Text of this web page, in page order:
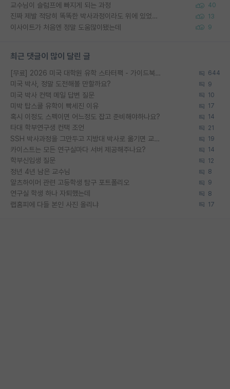
교수님이 슬럼프에 빠지게 되는 과정 40
진짜 제발 적당히 똑똑한 박사과정이라도 위에 있었으면.. 13
이사이트가 처음엔 정말 도움많이됐는데 9
최근 댓글이 많이 달린 글
[무료] 2026 미국 대학원 유학 스타터팩 - 가이드북 & 합격자 컨택메일 템플릿 644
미국 박사, 정말 도전해볼 만할까요? 9
미국 박사 컨택 메일 답변 질문 10
미박 탑스쿨 유학이 빡세진 이유 17
혹시 이정도 스펙이면 어느정도 잡고 준비해야하나요? 14
타대 학부연구생 컨택 조언 21
SSH 박사과정을 그만두고 지방대 박사로 옮기면 교수의 꿈은 끝일까요? 19
카이스트는 모든 연구실마다 서버 제공해주나요? 14
학부신입생 질문 12
정년 4년 남은 교수님 8
알츠하이머 관련 고등학생 탐구 포트폴리오 9
연구실 학생 하나 자퇴했는데 8
랩홈피에 다들 본인 사진 올리냐 17